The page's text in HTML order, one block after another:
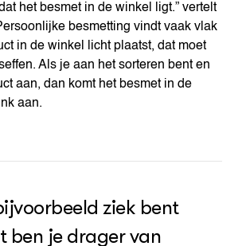
het besmet in de winkel ligt.” vertelt
besmetting vindt vaak vlak
in de winkel licht plaatst, dat moet
Als je aan het sorteren bent en
aan, dan komt het besmet in de
aan.
ziek bent
ben je drager van